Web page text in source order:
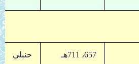
657، 711هـ حنبلي